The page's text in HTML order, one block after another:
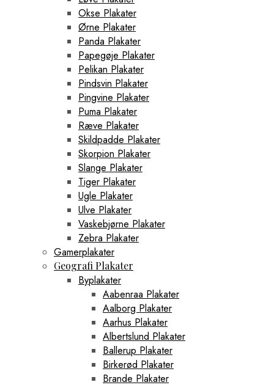
Okse Plakater
Ørne Plakater
Panda Plakater
Papegøje Plakater
Pelikan Plakater
Pindsvin Plakater
Pingvine Plakater
Puma Plakater
Ræve Plakater
Skildpadde Plakater
Skorpion Plakater
Slange Plakater
Tiger Plakater
Ugle Plakater
Ulve Plakater
Vaskebjørne Plakater
Zebra Plakater
Gamerplakater
Geografi Plakater
Byplakater
Aabenraa Plakater
Aalborg Plakater
Aarhus Plakater
Albertslund Plakater
Ballerup Plakater
Birkerød Plakater
Brande Plakater